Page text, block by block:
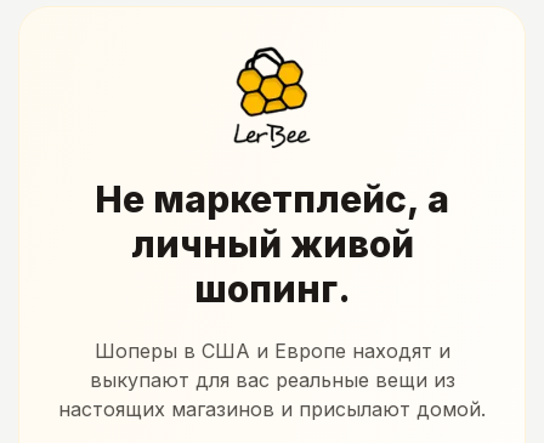
Не маркетплейс, а
личный живой
шопинг.
Шоперы в США и Европе находят и
выкупают для вас реальные вещи из
настоящих магазинов и присылают домой.